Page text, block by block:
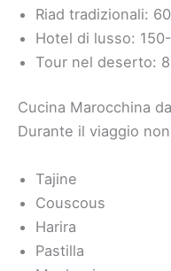
Riad tradizionali:
Hotel di lusso:
Tour nel deserto:
Cucina Marocchina
Durante il viaggio
Tajine
Couscous
Harira
Pastilla